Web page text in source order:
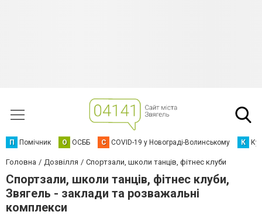
П Помічник О ОСББ C COVID-19 у Новограді-Волинському К
Головна Дозвілля Спортзали, школи танців, фітнес клуби
Спортзали, школи танців, фітнес клуби,
Звягель - заклади та розважальні
комплекси